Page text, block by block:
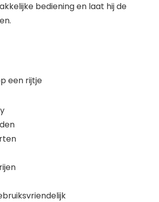
bediening en laat hij de
een rijtje